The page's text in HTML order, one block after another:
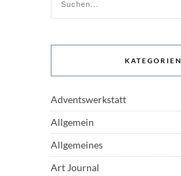
KATEGORIEN
Adventswerkstatt
Allgemein
Allgemeines
Art Journal